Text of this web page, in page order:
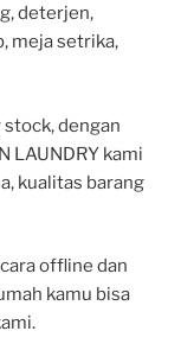
deterjen,
meja setrika,
stock, dengan
LAUNDRY kami
kualitas barang
offline dan
kamu bisa